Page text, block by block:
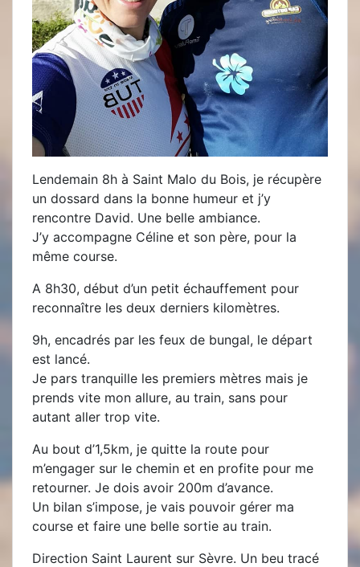
Lendemain 8h à Saint Malo du Bois, je récupère
un dossard dans la bonne humeur et j’y
rencontre David. Une belle ambiance.
J’y accompagne Céline et son père, pour la
même course.
A 8h30, début d’un petit échauffement pour
reconnaître les deux derniers kilomètres.
9h, encadrés par les feux de bungal, le départ
est lancé.
Je pars tranquille les premiers mètres mais je
prends vite mon allure, au train, sans pour
autant aller trop vite.
Au bout d’1,5km, je quitte la route pour
m’engager sur le chemin et en profite pour me
retourner. Je dois avoir 200m d’avance.
Un bilan s’impose, je vais pouvoir gérer ma
course et faire une belle sortie au train.
Direction Saint Laurent sur Sèvre. Un beu tracé